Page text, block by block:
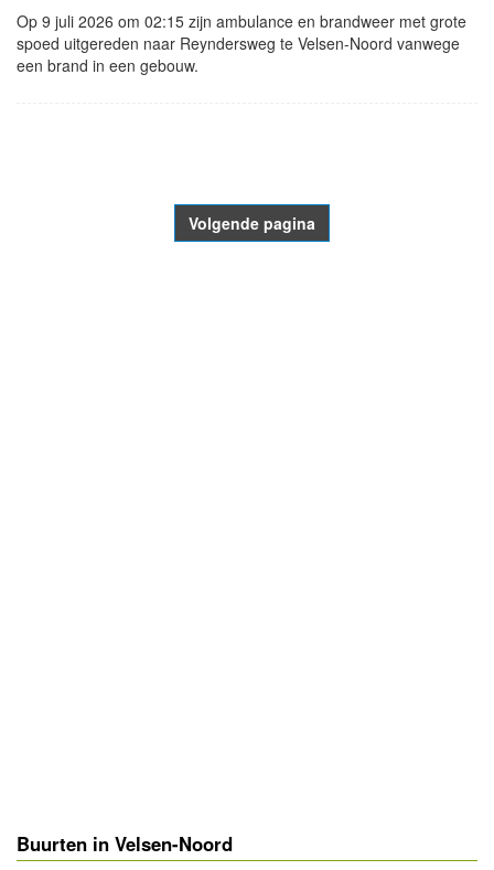
Op 9 juli 2026 om 02:15 zijn ambulance en brandweer met grote
spoed uitgereden naar Reyndersweg te Velsen-Noord vanwege
een brand in een gebouw.
Volgende pagina
Buurten in Velsen-Noord